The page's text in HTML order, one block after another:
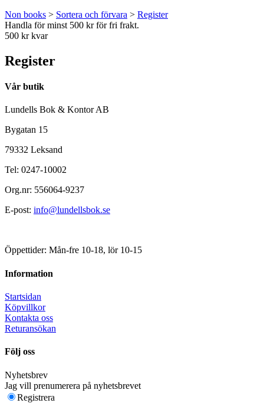
Non books > Sortera och förvara > Register
Handla för minst 500 kr för fri frakt.
500 kr kvar
Register
Vår butik
Lundells Bok & Kontor AB
Bygatan 15
79332 Leksand
Tel: 0247-10002
Org.nr: 556064-9237
E-post: info@lundellsbok.se
Öppettider: Mån-fre 10-18, lör 10-15
Information
Startsidan
Köpvillkor
Kontakta oss
Returansökan
Följ oss
Nyhetsbrev
Jag vill prenumerera på nyhetsbrevet
Registrera